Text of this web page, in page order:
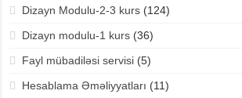
Dizayn Modulu-2-3 kurs(124)
Dizayn modulu-1 kurs(36)
Fayl mübadiləsi servisi(5)
Hesablama Əməliyyatları (11)